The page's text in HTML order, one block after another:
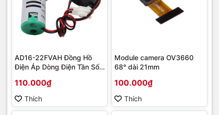
AD16-22FVAH Đồng Hồ
Điện Áp Dòng Điện Tần Số
110.000₫
Thích
Module camera OV3660
68° dài 21mm
100.000₫
Thích